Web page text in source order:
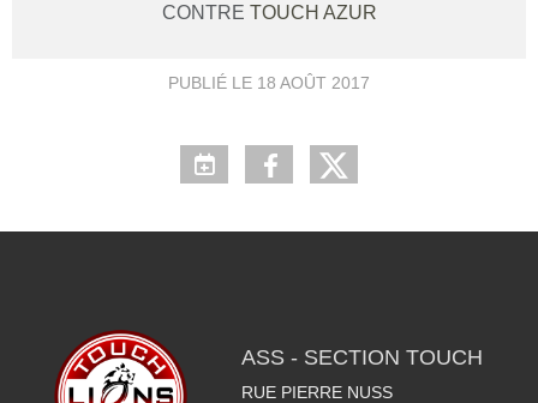
CONTRE TOUCH AZUR
PUBLIÉ LE 18 AOÛT 2017
ASS - SECTION TOUCH
RUE PIERRE NUSS